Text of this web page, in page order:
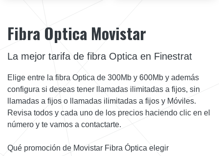
Fibra Optica Movistar
La mejor tarifa de fibra Optica en Finestrat
Elige entre la fibra Optica de 300Mb y 600Mb y además
configura si deseas tener llamadas ilimitadas a fijos, sin
llamadas a fijos o llamadas ilimitadas a fijos y Móviles.
Revisa todos y cada uno de los precios haciendo clic en el
número y te vamos a contactarte.
Qué promoción de Movistar Fibra Óptica elegir